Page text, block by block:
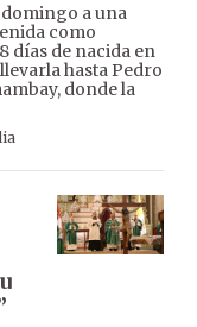
domingo a una
como
días de nacida en
hasta Pedro
donde la